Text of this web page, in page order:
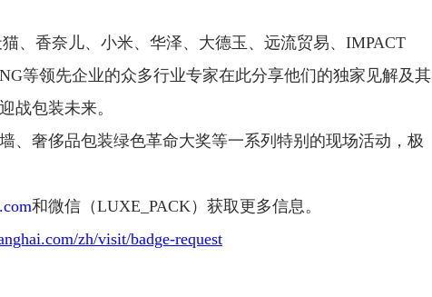
、香奈儿、小米、华泽、大德玉、远流贸易、 IMPACT
等领先企业的众多行业专家在此分享他们的独家见解及其
战包装未来。
、奢侈品包装绿色革命大奖等一系列特别的现场活动，极
和微信（LUXE_PACK）获取更多信息。
zh/visit/badge-request